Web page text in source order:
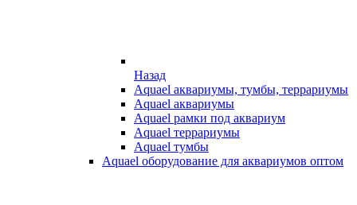
Назад
Aquael аквариумы, тумбы, террариумы
Aquael аквариумы
Aquael рамки под аквариум
Aquael террариумы
Aquael тумбы
Aquael оборудование для аквариумов оптом